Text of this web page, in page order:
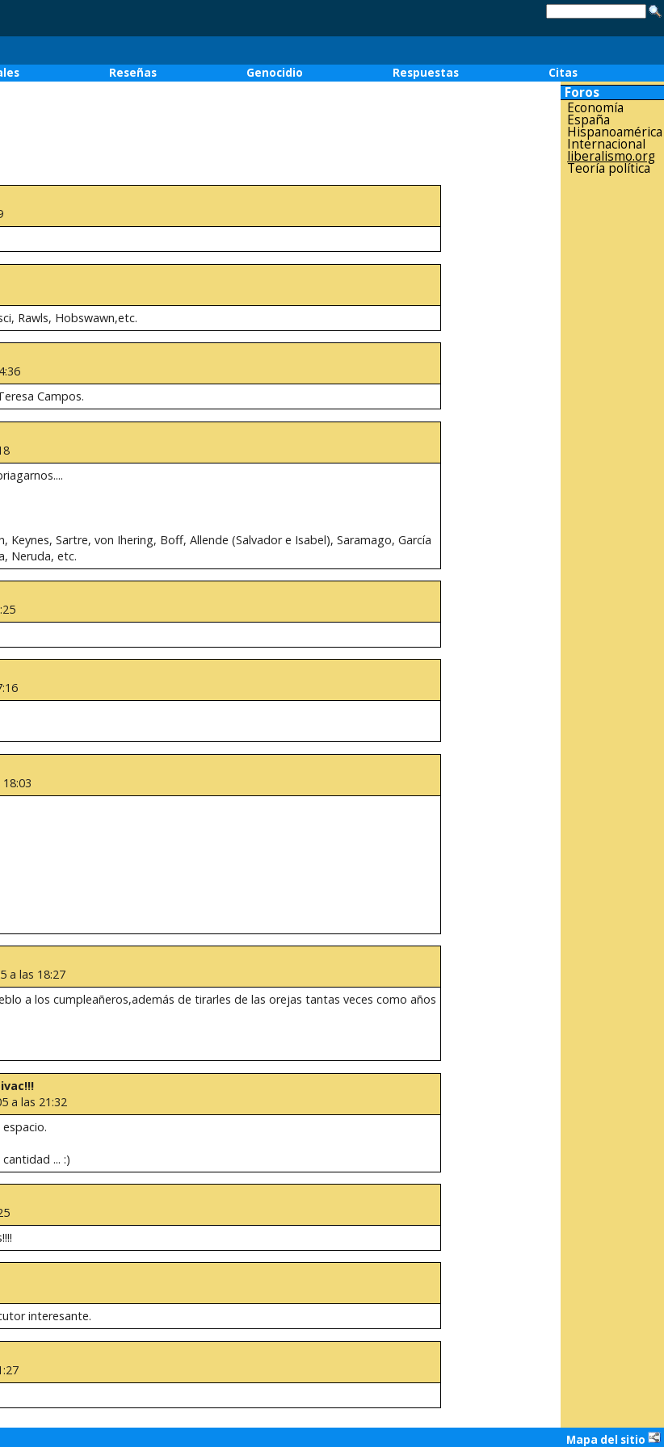
Reseñas Genocidio Respuestas
Citas
Rawls, Hobswawn,etc.
Campos.
Sartre, von Ihering, Boff, Allende (Salvador e Isabel), Saramago, García
Neruda, etc.
a las 18:27
a los cumpleañeros,además de tirarles de las orejas tantas veces como años
a las 21:32
... :)
interesante.
Foros
Economía
España
Hispanoamérica
Internacional
liberalismo.org
Teoría política
Mapa del sitio